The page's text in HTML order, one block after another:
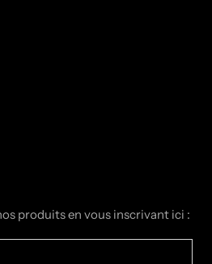
produits en vous inscrivant ici :